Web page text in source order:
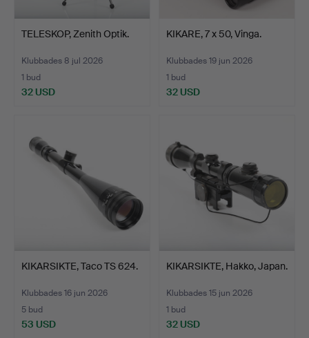
TELESKOP, Zenith Optik.
Klubbades 8 jul 2026
1 bud
32 USD
KIKARE, 7 x 50, Vinga.
Klubbades 19 jun 2026
1 bud
32 USD
KIKARSIKTE, Taco TS 624.
Klubbades 16 jun 2026
5 bud
53 USD
KIKARSIKTE, Hakko, Japan.
Klubbades 15 jun 2026
1 bud
32 USD